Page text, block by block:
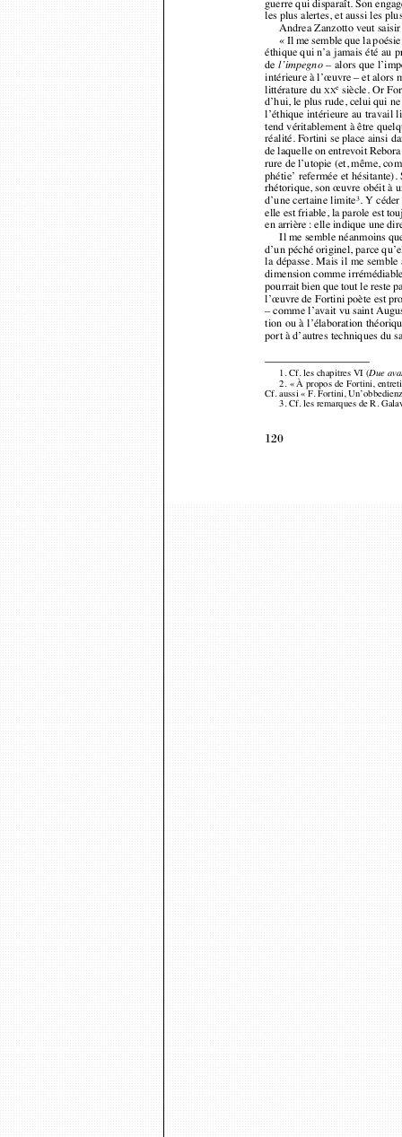
Andrea Zanzotto veut
« Il me semble que la
éthique qui n’a jamais été
de l’impegno– alors que
intérieure à l’œuvre – et
littérature du XXe siècle. Or
d’hui, le plus rude, celui qui
l’éthique intérieure au
tend véritablement à être
réalité. Fortini se place ainsi
de laquelle on entrevoit
rure de l’utopie (et, même,
phétie’ refermée et
rhétorique, son œuvre obéit à
d’une certaine limite
3. Y
elle est friable, la parole est
en arrière : elle indique une
Il me semble néanmoins
d’un péché originel, parce
la dépasse. Mais il me
dimension comme
pourrait bien que tout le reste
l’œuvre de Fortini poète est
– comme l’avait vu saint
tion ou à l’élaboration
port à d’autres techniques du
120
2. « À propos de Fortini,
Cf. aussi « F. Fortini,
3. Cf. les remarques de R.